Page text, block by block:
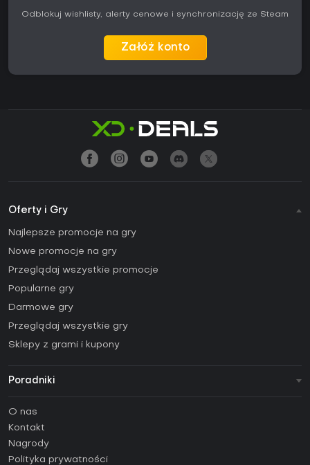
Odblokuj wishlisty, alerty cenowe i synchronizację ze Steam
Załóż konto
Oferty i Gry
Najlepsze promocje na gry
Nowe promocje na gry
Przeglądaj wszystkie promocje
Popularne gry
Darmowe gry
Przeglądaj wszystkie gry
Sklepy z grami i kupony
Poradniki
Poradniki
Jak aktywować klucz Steam (CD Key)?
Jak aktywować klucz Epic Games (CD Key)?
O nas
Kontakt
Nagrody
Polityka prywatności